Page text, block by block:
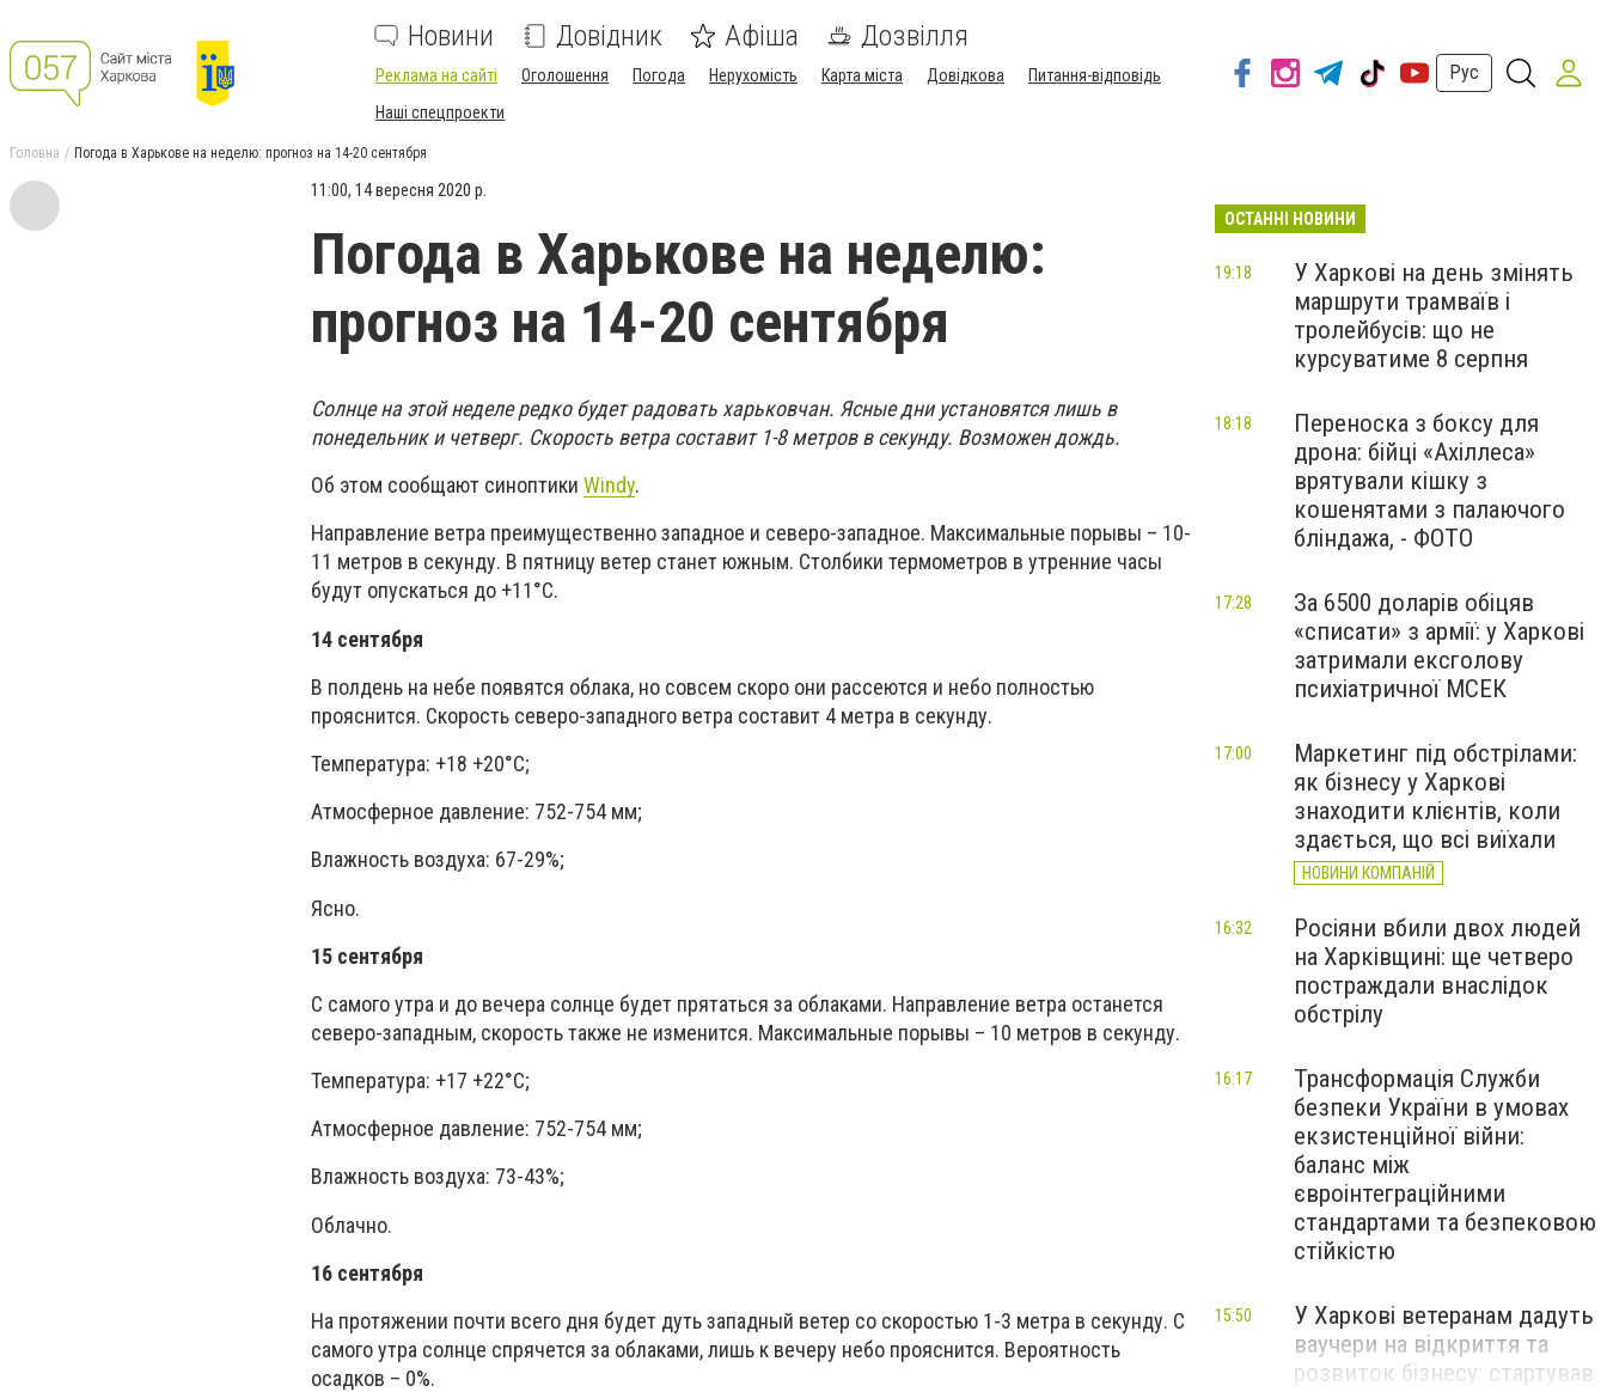
Новини Довідник Афіша Дозвілля
Реклама на сайті Оголошення Погода Нерухомість Карта міста Довідкова
Питання-відповідь
Наші спецпроекти
Рус
Головна Погода в Харькове на неделю: прогноз на 14-20 сентября
11:00, 14 вересня 2020 р.
Погода в Харькове на неделю:
прогноз на 14-20 сентября
Солнце на этой неделе редко будет радовать харьковчан. Ясные дни установятся лишь в
понедельник и четверг. Скорость ветра составит 1-8 метров в секунду. Возможен дождь.
Об этом сообщают синоптики Windy.
Направление ветра преимущественно западное и северо-западное. Максимальные порывы – 10-
11 метров в секунду. В пятницу ветер станет южным. Столбики термометров в утренние часы
будут опускаться до +11°C.
14 сентября
В полдень на небе появятся облака, но совсем скоро они рассеются и небо полностью
прояснится. Скорость северо-западного ветра составит 4 метра в секунду.
Температура: +18 +20°C;
Атмосферное давление: 752-754 мм;
Влажность воздуха: 67-29%;
Ясно.
15 сентября
С самого утра и до вечера солнце будет прятаться за облаками. Направление ветра останется
северо-западным, скорость также не изменится. Максимальные порывы – 10 метров в секунду.
Температура: +17 +22°C;
Атмосферное давление: 752-754 мм;
Влажность воздуха: 73-43%;
Облачно.
16 сентября
На протяжении почти всего дня будет дуть западный ветер со скоростью 1-3 метра в секунду. С
самого утра солнце спрячется за облаками, лишь к вечеру небо прояснится. Вероятность
осадков – 0%.
ОСТАННІ НОВИНИ
У Харкові на день змінять
маршрути трамваїв і
тролейбусів: що не
курсуватиме 8 серпня
19:18
Переноска з боксу для
дрона: бійці «Ахіллеса»
врятували кішку з
кошенятами з палаючого
бліндажа, - ФОТО
18:18
За 6500 доларів обіцяв
«списати» з армії: у Харкові
затримали ексголову
психіатричної МСЕК
17:28
Маркетинг під обстрілами:
як бізнесу у Харкові
знаходити клієнтів, коли
здається, що всі виїхали
НОВИНИ КОМПАНІЙ
17:00
Росіяни вбили двох людей
на Харківщині: ще четверо
постраждали внаслідок
обстрілу
16:32
Трансформація Служби
безпеки України в умовах
екзистенційної війни:
баланс між
євроінтеграційними
стандартами та безпековою
стійкістю
16:17
У Харкові ветеранам дадуть
ваучери на відкриття та
розвиток бізнесу: стартував
15:50